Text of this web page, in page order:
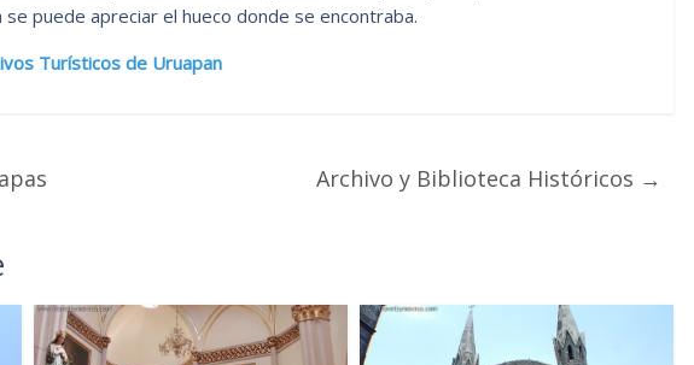
puede apreciar el hueco donde se encontraba.
Turísticos de Uruapan
Archivo y Biblioteca Históricos →